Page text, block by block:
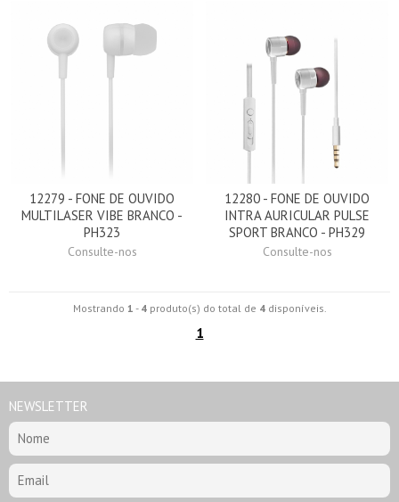
12279 - FONE DE OUVIDO
MULTILASER VIBE BRANCO -
PH323
Consulte-nos
12280 - FONE DE OUVIDO
INTRA AURICULAR PULSE
SPORT BRANCO - PH329
Consulte-nos
Mostrando 1 - 4produto(s) do total de 4disponíveis.
1
NEWSLETTER